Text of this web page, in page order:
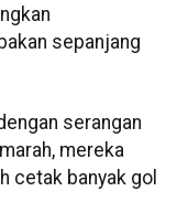
sepanjang
serangan
mereka
cetak banyak gol